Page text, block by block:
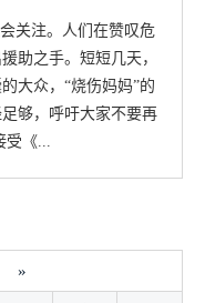
关注。人们在赞叹危
助之手。短短几天，
大众，“烧伤妈妈”的
够，呼吁大家不要再
受《...
»